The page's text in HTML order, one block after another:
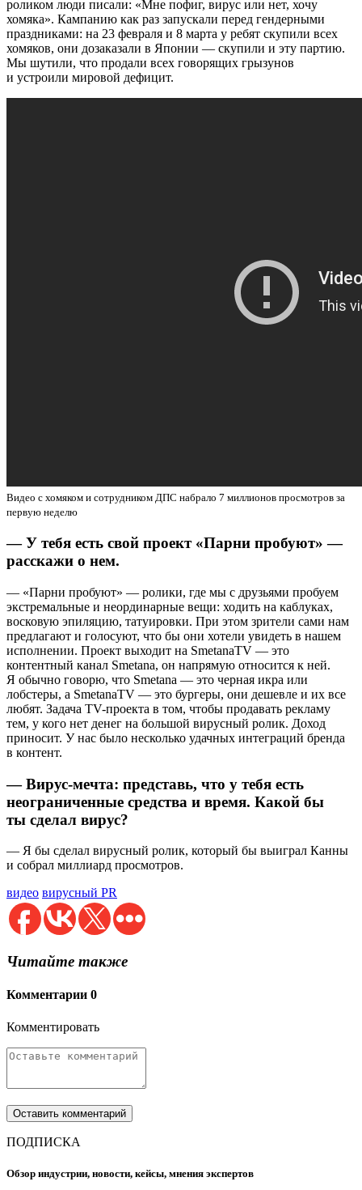
роликом люди писали: «Мне пофиг, вирус или нет, хочу
хомяка». Кампанию как раз запускали перед гендерными
праздниками: на 23 февраля и 8 марта у ребят скупили всех
хомяков, они дозаказали в Японии — скупили и эту партию.
Мы шутили, что продали всех говорящих грызунов
и устроили мировой дефицит.
Видео с хомяком и сотрудником ДПС набрало 7 миллионов просмотров за
первую неделю
— У тебя есть свой проект «Парни пробуют» —
расскажи о нем.
— «Парни пробуют» — ролики, где мы с друзьями пробуем
экстремальные и неординарные вещи: ходить на каблуках,
восковую эпиляцию, татуировки. При этом зрители сами нам
предлагают и голосуют, что бы они хотели увидеть в нашем
исполнении. Проект выходит на SmetanaTV — это
контентный канал Smetana, он напрямую относится к ней.
Я обычно говорю, что Smetana — это черная икра или
лобстеры, а SmetanaTV — это бургеры, они дешевле и их все
любят. Задача TV-проекта в том, чтобы продавать рекламу
тем, у кого нет денег на большой вирусный ролик. Доход
приносит. У нас было несколько удачных интеграций бренда
в контент.
— Вирус-мечта: представь, что у тебя есть
неограниченные средства и время. Какой бы
ты сделал вирус?
— Я бы сделал вирусный ролик, который бы выиграл Канны
и собрал миллиард просмотров.
видео вирусный PR
Читайте также
Комментарии 0
Комментировать
ПОДПИСКА
Обзор индустрии, новости, кейсы, мнения экспертов